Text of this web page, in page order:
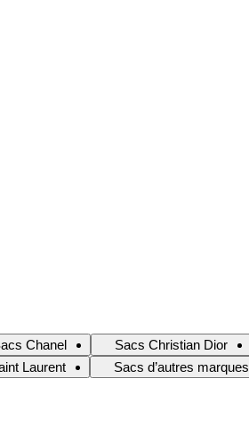
Chanel Sacs Christian Dior
Laurent
Sacs d’autres marques